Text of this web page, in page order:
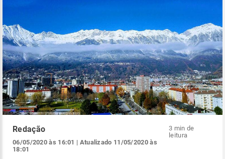
Redação
06/05/2020 às 16:01 | Atualizado 11/05/2020 às
18:01
3 min de
leitura